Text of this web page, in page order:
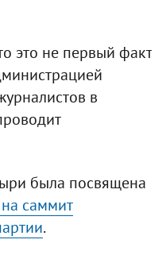
это не первый факт
в
была посвящена
саммит
.